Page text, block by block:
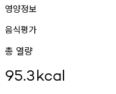
영양정보
음식평가
총 열량
95.3kcal